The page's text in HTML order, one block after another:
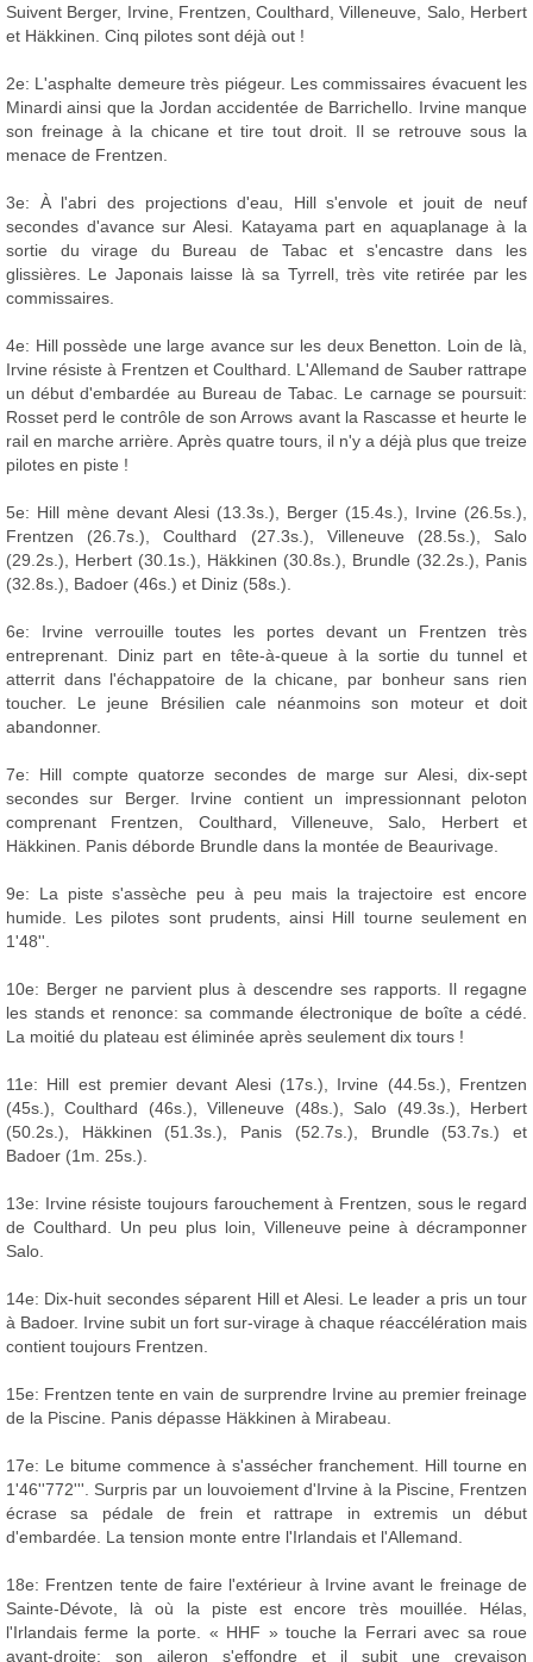
Suivent Berger, Irvine, Frentzen, Coulthard, Villeneuve, Salo, Herbert
et Häkkinen. Cinq pilotes sont déjà out !
2e: L'asphalte demeure très piégeur. Les commissaires évacuent les
Minardi ainsi que la Jordan accidentée de Barrichello. Irvine manque
son freinage à la chicane et tire tout droit. Il se retrouve sous la
menace de Frentzen.
3e: À l'abri des projections d'eau, Hill s'envole et jouit de neuf
secondes d'avance sur Alesi. Katayama part en aquaplanage à la
sortie du virage du Bureau de Tabac et s'encastre dans les
glissières. Le Japonais laisse là sa Tyrrell, très vite retirée par les
commissaires.
4e: Hill possède une large avance sur les deux Benetton. Loin de là,
Irvine résiste à Frentzen et Coulthard. L'Allemand de Sauber rattrape
un début d'embardée au Bureau de Tabac. Le carnage se poursuit:
Rosset perd le contrôle de son Arrows avant la Rascasse et heurte le
rail en marche arrière. Après quatre tours, il n'y a déjà plus que treize
pilotes en piste !
5e: Hill mène devant Alesi (13.3s.), Berger (15.4s.), Irvine (26.5s.),
Frentzen (26.7s.), Coulthard (27.3s.), Villeneuve (28.5s.), Salo
(29.2s.), Herbert (30.1s.), Häkkinen (30.8s.), Brundle (32.2s.), Panis
(32.8s.), Badoer (46s.) et Diniz (58s.).
6e: Irvine verrouille toutes les portes devant un Frentzen très
entreprenant. Diniz part en tête-à-queue à la sortie du tunnel et
atterrit dans l'échappatoire de la chicane, par bonheur sans rien
toucher. Le jeune Brésilien cale néanmoins son moteur et doit
abandonner.
7e: Hill compte quatorze secondes de marge sur Alesi, dix-sept
secondes sur Berger. Irvine contient un impressionnant peloton
comprenant Frentzen, Coulthard, Villeneuve, Salo, Herbert et
Häkkinen. Panis déborde Brundle dans la montée de Beaurivage.
9e: La piste s'assèche peu à peu mais la trajectoire est encore
humide. Les pilotes sont prudents, ainsi Hill tourne seulement en
1'48''.
10e: Berger ne parvient plus à descendre ses rapports. Il regagne
les stands et renonce: sa commande électronique de boîte a cédé.
La moitié du plateau est éliminée après seulement dix tours !
11e: Hill est premier devant Alesi (17s.), Irvine (44.5s.), Frentzen
(45s.), Coulthard (46s.), Villeneuve (48s.), Salo (49.3s.), Herbert
(50.2s.), Häkkinen (51.3s.), Panis (52.7s.), Brundle (53.7s.) et
Badoer (1m. 25s.).
13e: Irvine résiste toujours farouchement à Frentzen, sous le regard
de Coulthard. Un peu plus loin, Villeneuve peine à décramponner
Salo.
14e: Dix-huit secondes séparent Hill et Alesi. Le leader a pris un tour
à Badoer. Irvine subit un fort sur-virage à chaque réaccélération mais
contient toujours Frentzen.
15e: Frentzen tente en vain de surprendre Irvine au premier freinage
de la Piscine. Panis dépasse Häkkinen à Mirabeau.
17e: Le bitume commence à s'assécher franchement. Hill tourne en
1'46''772'''. Surpris par un louvoiement d'Irvine à la Piscine, Frentzen
écrase sa pédale de frein et rattrape in extremis un début
d'embardée. La tension monte entre l'Irlandais et l'Allemand.
18e: Frentzen tente de faire l'extérieur à Irvine avant le freinage de
Sainte-Dévote, là où la piste est encore très mouillée. Hélas,
l'Irlandais ferme la porte. « HHF » touche la Ferrari avec sa roue
avant-droite: son aileron s'effondre et il subit une crevaison